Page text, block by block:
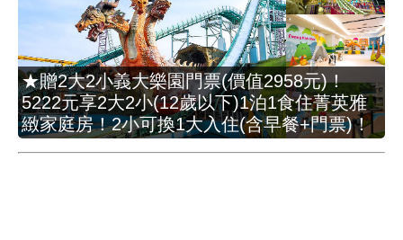
★贈2大2小義大樂園門票(價值2958元)！
5222元享2大2小(12歲以下)1泊1食住菁英雅
緻家庭房！2小可換1大入住(含早餐+門票)！